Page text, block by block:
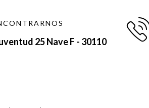
25 Nave F - 30110